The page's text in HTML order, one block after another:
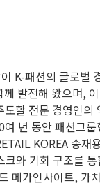
패션의 글로벌
발전해 왔으며,
전문 경영인의
년 동안 패션그
KOREA 송재
와 기회 구조를
가인사이트, 가